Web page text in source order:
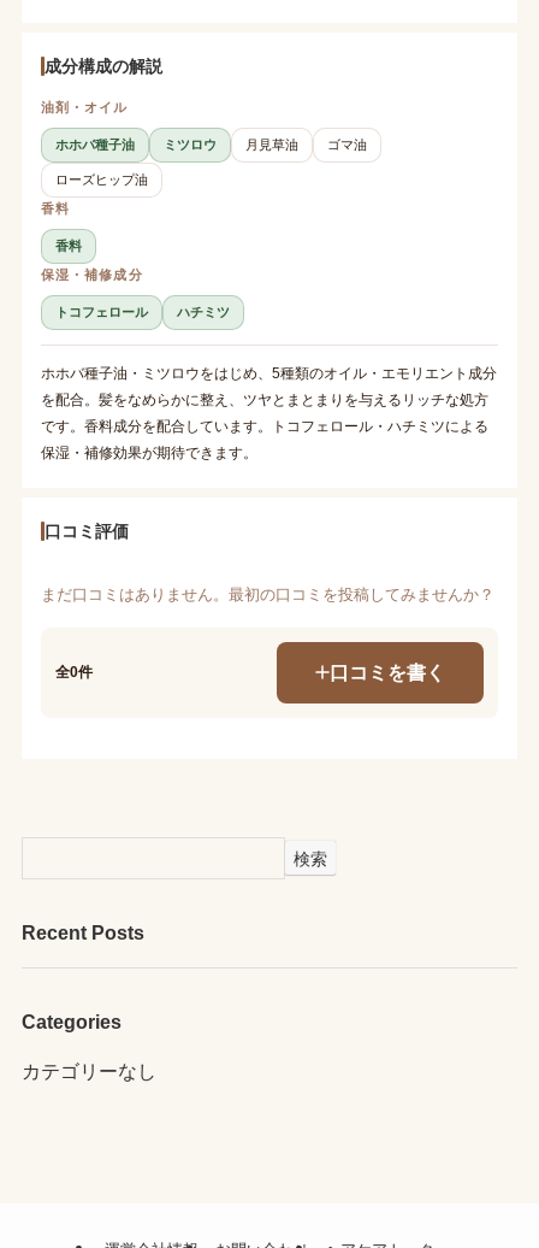
成分構成の解説
油剤・オイル
ホホバ種子油 ミツロウ 月見草油 ゴマ油
ローズヒップ油
香料
香料
保湿・補修成分
トコフェロール ハチミツ
ホホバ種子油・ミツロウをはじめ、5種類のオイル・エモリエント成分
を配合。髪をなめらかに整え、ツヤとまとまりを与えるリッチな処方
です。香料成分を配合しています。トコフェロール・ハチミツによる
保湿・補修効果が期待できます。
口コミ評価
まだ口コミはありません。最初の口コミを投稿してみませんか？
全0件 口コミを書く
検索
Recent Posts
Categories
カテゴリーなし